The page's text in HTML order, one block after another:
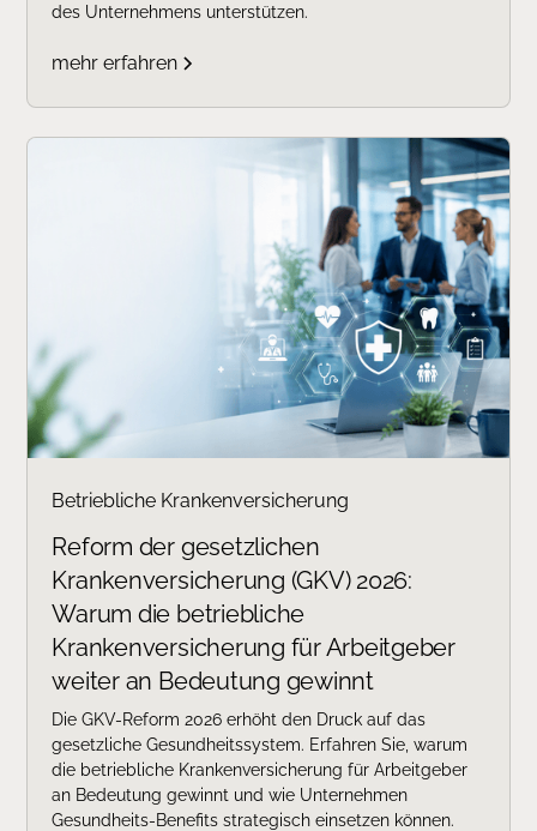
des Unternehmens unterstützen.
mehr erfahren
Betriebliche Krankenversicherung
Reform der gesetzlichen
Krankenversicherung (GKV) 2026:
Warum die betriebliche
Krankenversicherung für Arbeitgeber
weiter an Bedeutung gewinnt
Die GKV-Reform 2026 erhöht den Druck auf das
gesetzliche Gesundheitssystem. Erfahren Sie, warum
die betriebliche Krankenversicherung für Arbeitgeber
an Bedeutung gewinnt und wie Unternehmen
Gesundheits-Benefits strategisch einsetzen können.